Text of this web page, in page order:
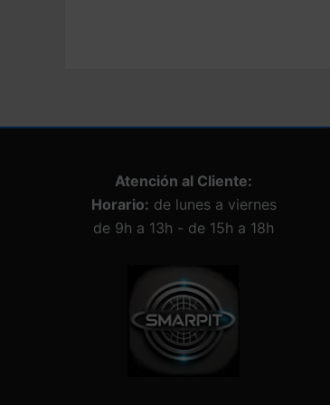
Atención al Cliente:
Horario: de lunes a viernes
de 9h a 13h - de 15h a 18h